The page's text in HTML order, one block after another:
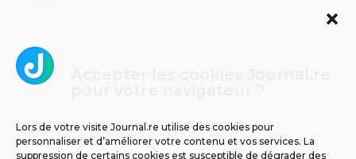
Lors de votre visite Journal.re utilise des cookies pour
personnaliser et d’améliorer votre contenu et vos services. La
suppression de certains cookies est susceptible de dégrader des